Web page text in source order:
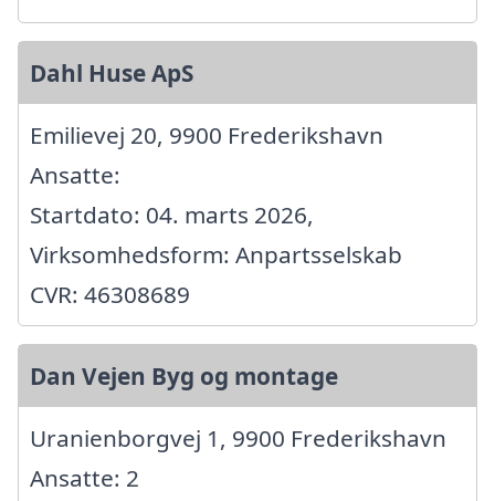
Dahl Huse ApS
Emilievej 20, 9900 Frederikshavn
Ansatte:
Startdato: 04. marts 2026,
Virksomhedsform: Anpartsselskab
CVR: 46308689
Dan Vejen Byg og montage
Uranienborgvej 1, 9900 Frederikshavn
Ansatte: 2